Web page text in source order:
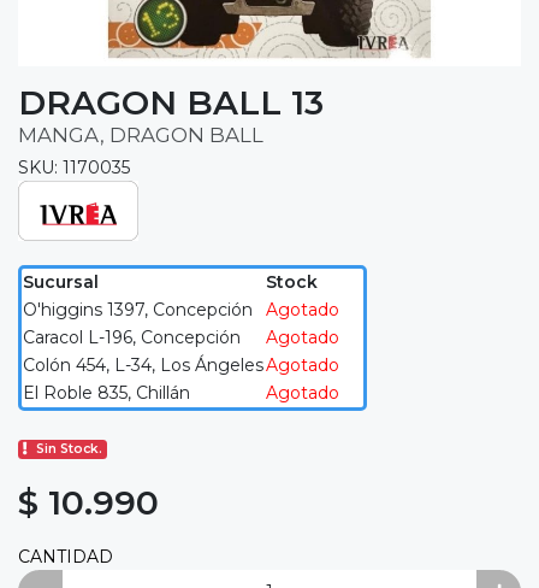
DRAGON BALL 13
MANGA, DRAGON BALL
SKU: 1170035
Sucursal
Stock
O'higgins 1397, Concepción
Agotado
Caracol L-196, Concepción
Agotado
Colón 454, L-34, Los ÁngelesAgotado
El Roble 835, Chillán
Agotado
Sin Stock.
$ 10.990
CANTIDAD